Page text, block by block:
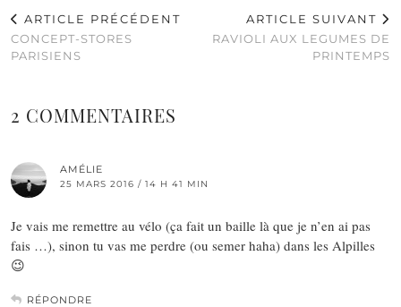
ARTICLE PRÉCÉDENT
CONCEPT-STORES
PARISIENS
ARTICLE SUIVANT
RAVIOLI AUX LEGUMES DE
PRINTEMPS
2 COMMENTAIRES
AMÉLIE
25 MARS 2016 / 14 H 41 MIN
Je vais me remettre au vélo (ça fait un baille là que je n’en ai pas
fais …), sinon tu vas me perdre (ou semer haha) dans les Alpilles
😉
RÉPONDRE